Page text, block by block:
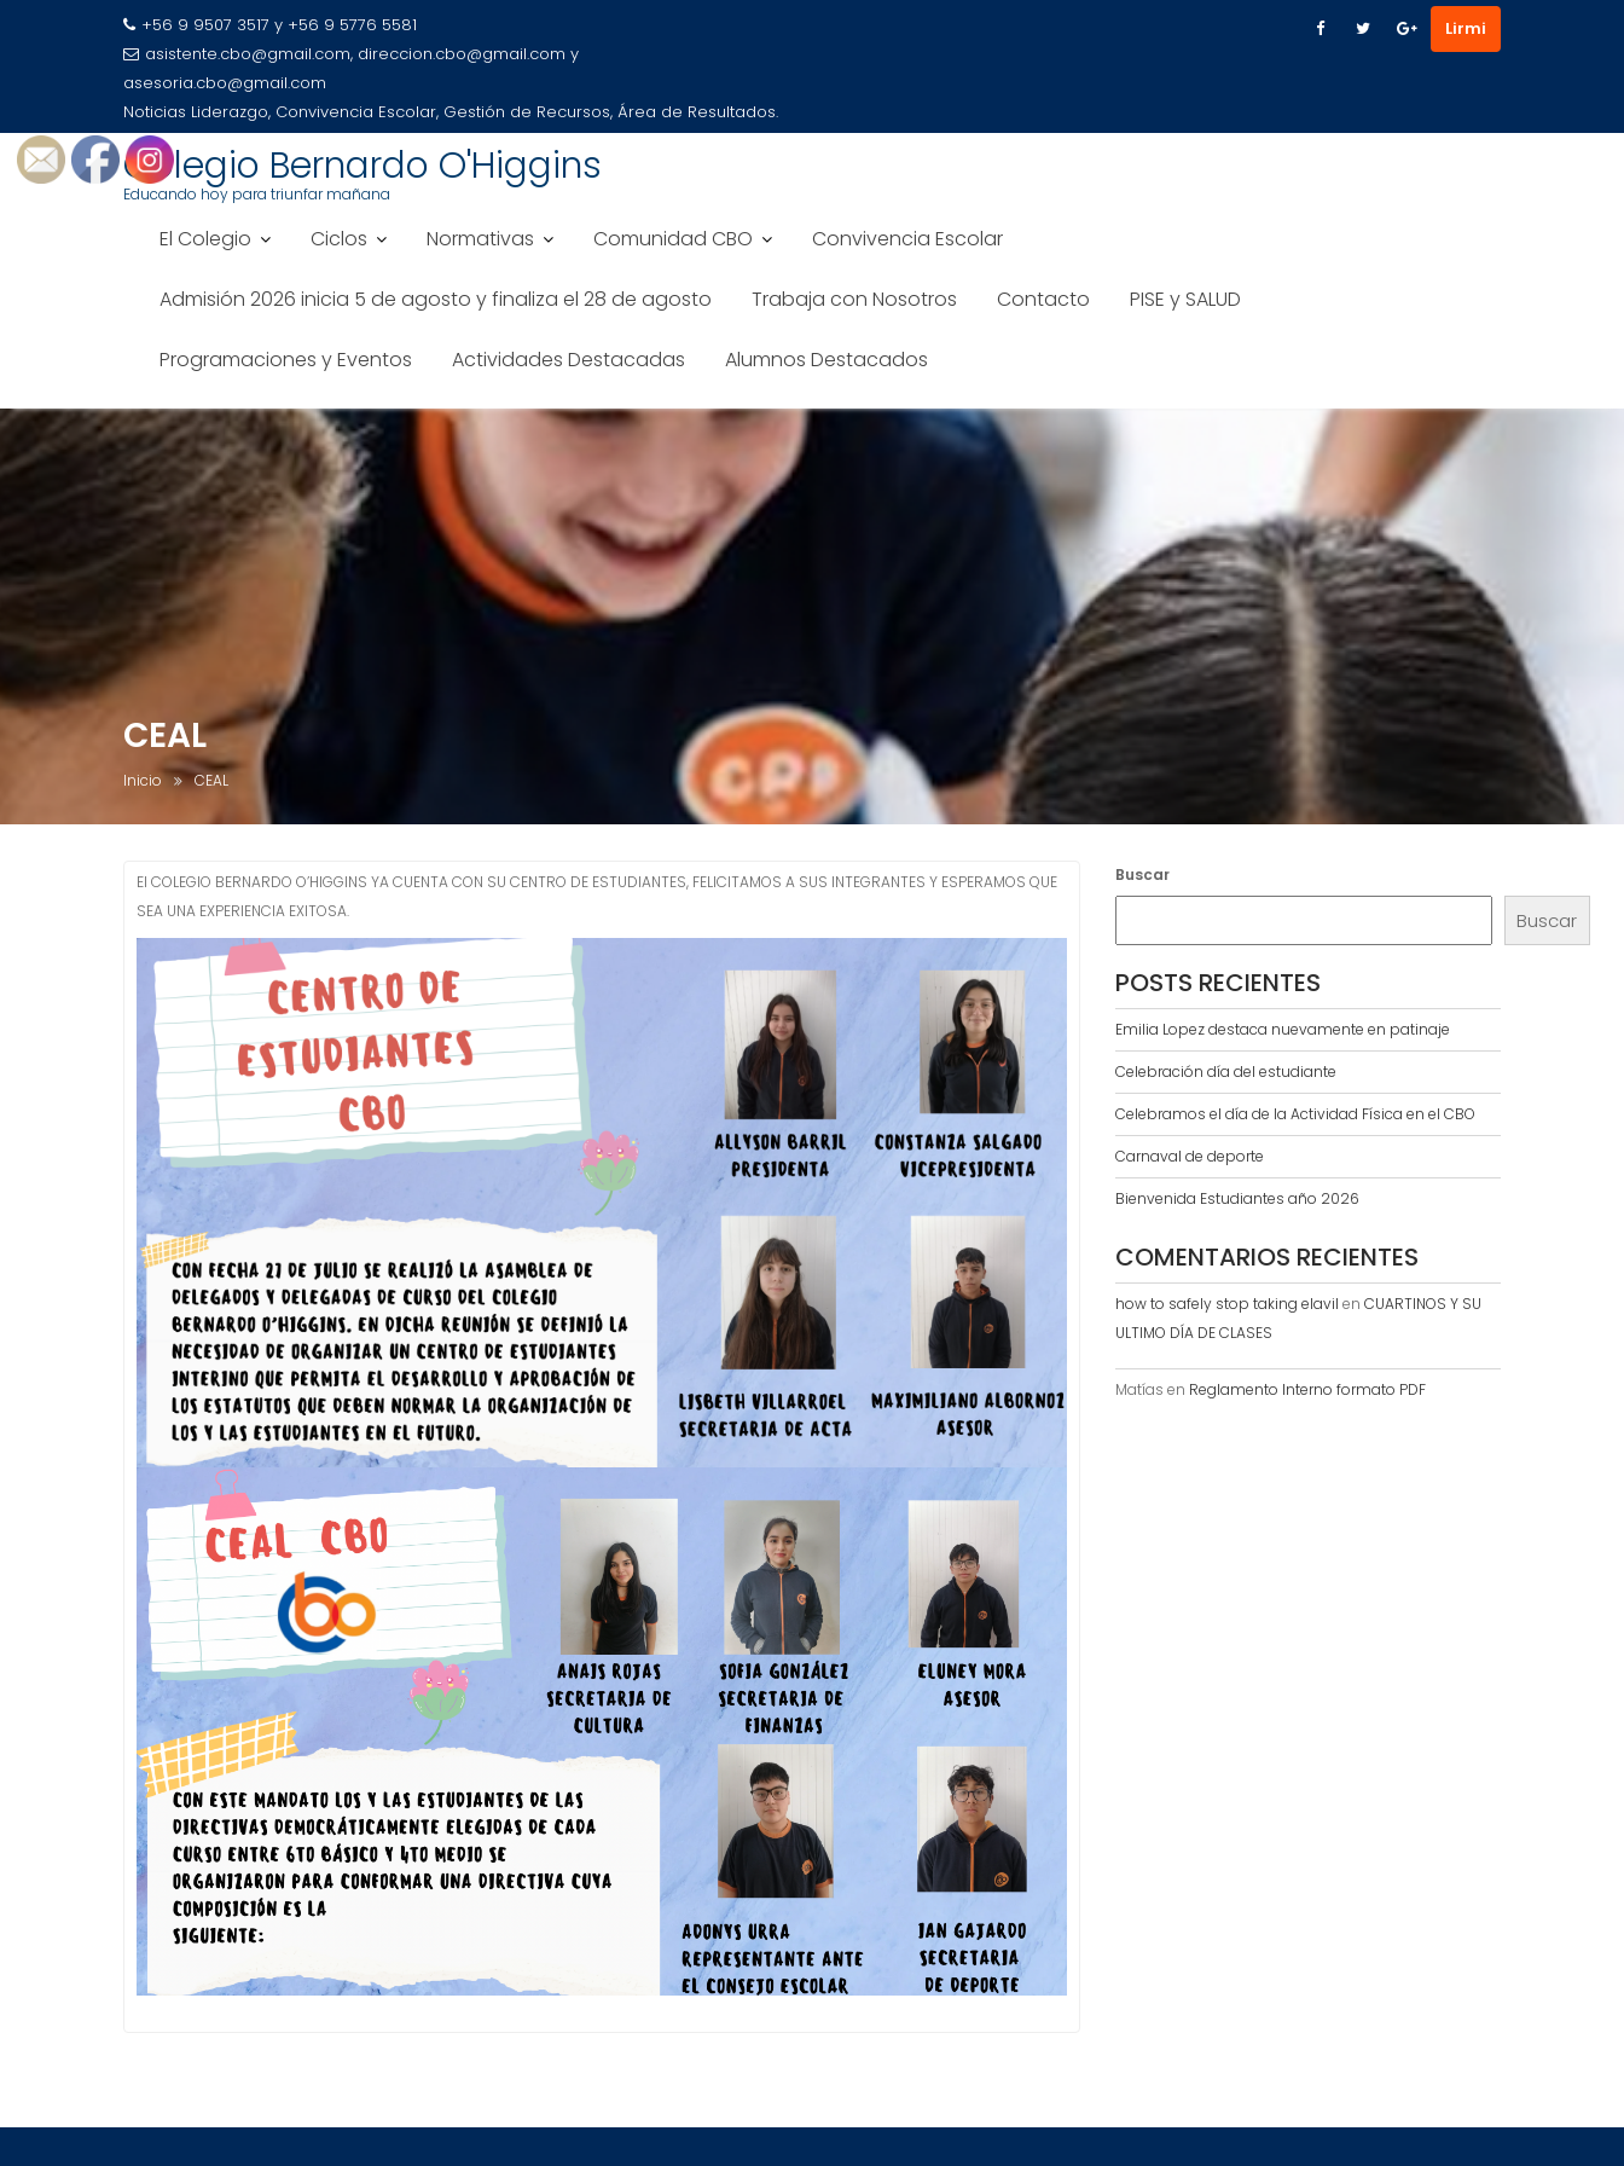
Saltar
contenido
+56 9 9507 3517 y +56 9 5776 5581
asistente.cbo@gmail.com, direccion.cbo@gmail.com y
asesoria.cbo@gmail.com
Noticias Liderazgo, Convivencia Escolar, Gestión de Recursos, Área de Resultados.
Lirmi
Colegio Bernardo O'Higgins
Educando hoy para triunfar mañana
El Colegio Ciclos Normativas Comunidad CBO Convivencia Escolar
Admisión 2026 inicia 5 de agosto y finaliza el 28 de agosto Trabaja con Nosotros Contacto PISE y SALUD
Programaciones y Eventos Actividades Destacadas Alumnos Destacados
CEAL
Inicio CEAL
El COLEGIO BERNARDO O’HIGGINS YA CUENTA CON SU CENTRO DE ESTUDIANTES, FELICITAMOS A SUS INTEGRANTES Y ESPERAMOS QUE
SEA UNA EXPERIENCIA EXITOSA.
Buscar
Buscar
POSTS RECIENTES
Emilia Lopez destaca nuevamente en patinaje
Celebración día del estudiante
Celebramos el día de la Actividad Física en el CBO
Carnaval de deporte
Bienvenida Estudiantes año 2026
COMENTARIOS RECIENTES
how to safely stop taking elavil en CUARTINOS Y SU
ULTIMO DÍA DE CLASES
Matías en Reglamento Interno formato PDF